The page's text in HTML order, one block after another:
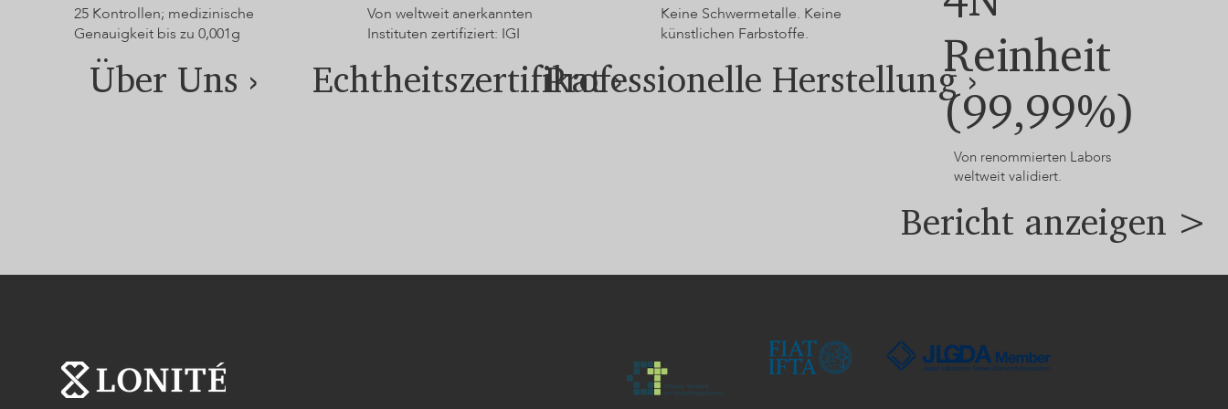
25 Kontrollen; medizinische
Genauigkeit bis zu 0,001g
Über Uns ›
Von weltweit anerkannten
Instituten zertifiziert: IGI
Echtheitszertifikat ›
Keine Schwermetalle. Keine
künstlichen Farbstoffe.
Professionelle Herstellung ›Reinheit
(99,99%)
Von renommierten Labors
weltweit validiert.
Bericht anzeigen >